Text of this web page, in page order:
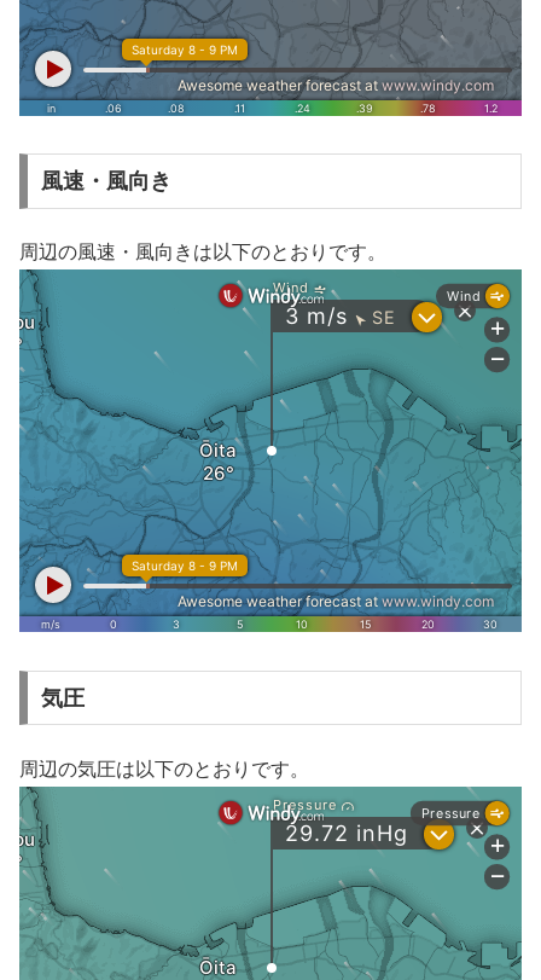
風速・風向き
周辺の風速・風向きは以下のとおりです。
気圧
周辺の気圧は以下のとおりです。